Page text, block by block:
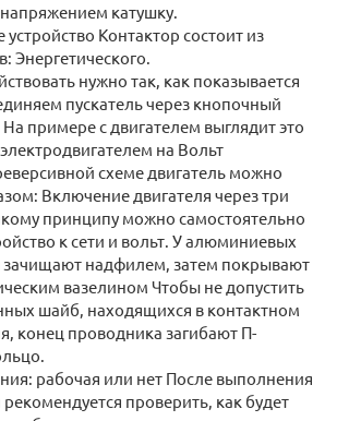
катушку.
Контактор состоит из
Энергетического.
нужно так, как показывается
пускатель через кнопочный
На примере с двигателем выглядит это
на Вольт
схеме двигатель можно
Включение двигателя через три
принципу можно самостоятельно
к сети и вольт. У алюминиевых
надфилем, затем покрывают
вазелином Чтобы не допустить
шайб, находящихся в контактном
конец проводника загибают П-
рабочая или нет После выполнения
проверить, как будет